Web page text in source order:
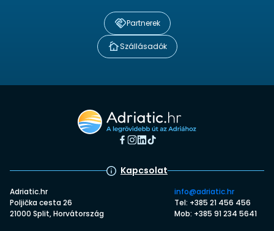
Partnerek
Szállásadók
Kapcsolat
Adriatic.hr
Poljička cesta 26
21000 Split, Horvátország
info@adriatic.hr
Tel: +385 21 456 456
Mob: +385 91 234 5641